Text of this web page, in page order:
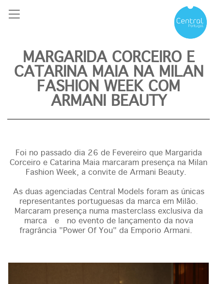
MARGARIDA CORCEIRO E
CATARINA MAIA NA MILAN
FASHION WEEK COM
ARMANI BEAUTY
Foi no passado dia 26 de Fevereiro que Margarida
Corceiro e Catarina Maia marcaram presença na Milan
Fashion Week, a convite de Armani Beauty.
As duas agenciadas Central Models foram as únicas
representantes portuguesas da marca em Milão.
Marcaram presença numa masterclass exclusiva da
marca e no evento de lançamento da nova
fragrância "Power Of You" da Emporio Armani.